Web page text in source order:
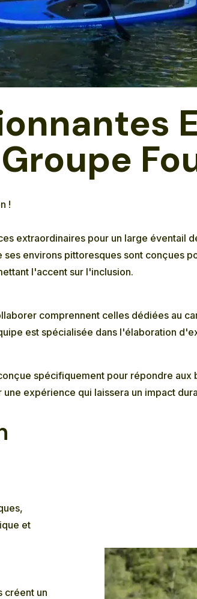
!
extraordinaires pour un large éventail
environs pittoresques sont conçues
l'accent sur l'inclusion.
comprennent celles dédiées au
est spécialisée dans l'élaboration
spécifiquement pour répondre
expérience qui laissera un impact
et
créent un